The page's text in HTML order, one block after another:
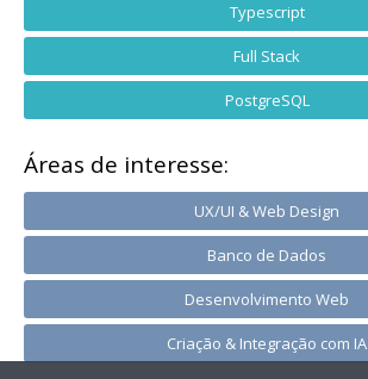
Typescript
Full Stack
PostgreSQL
Áreas de interesse:
UX/UI & Web Design
Banco de Dados
Desenvolvimento Web
Criação & Integração com IA